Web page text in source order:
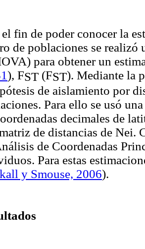
fin de poder conocer la
de poblaciones se
para obtener un
), FST (FST). Mediante la
de aislamiento por
Para ello se usó
decimales de
de distancias de Nei.
de Coordenadas
Para estas
y Smouse, 2006).